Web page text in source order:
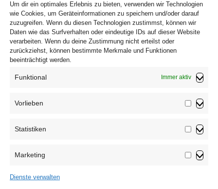
Um dir ein optimales Erlebnis zu bieten, verwenden wir Technologien
wie Cookies, um Geräteinformationen zu speichern und/oder darauf
zuzugreifen. Wenn du diesen Technologien zustimmst, können wir
Daten wie das Surfverhalten oder eindeutige IDs auf dieser Website
verarbeiten. Wenn du deine Zustimmung nicht erteilst oder
zurückziehst, können bestimmte Merkmale und Funktionen
beeinträchtigt werden.
Funktional Immer aktiv
Vorlieben
Statistiken
Marketing
Dienste verwalten